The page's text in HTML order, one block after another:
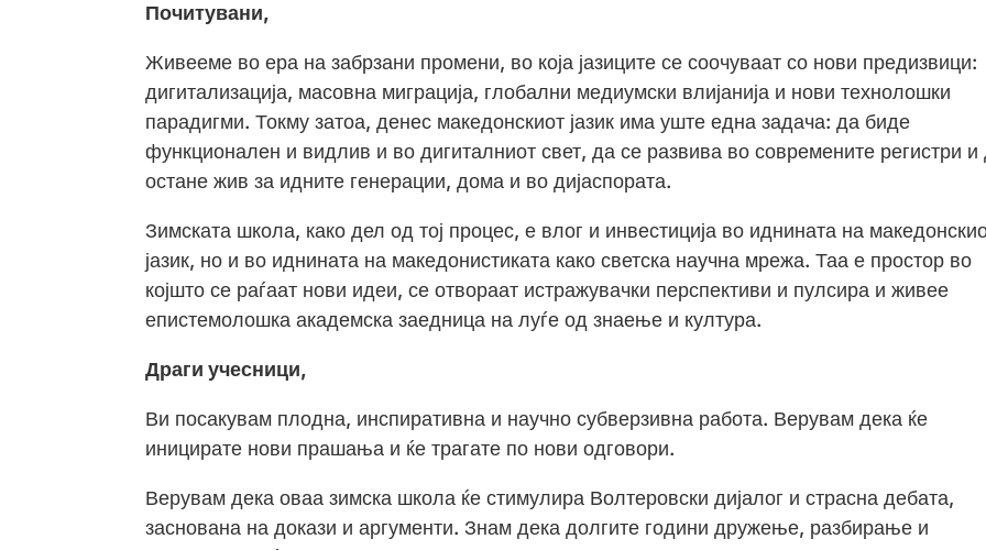
Почитувани,
Живееме во ера на забрзани промени, во која јазиците се соочуваат со нови предизвици:
дигитализација, масовна миграција, глобални медиумски влијанија и нови технолошки
парадигми. Токму затоа, денес македонскиот јазик има уште една задача: да биде
функционален и видлив и во дигиталниот свет, да се развива во современите регистри и
остане жив за идните генерации, дома и во дијаспората.
Зимската школа, како дел од тој процес, е влог и инвестиција во иднината на
јазик, но и во иднината на македонистиката како светска научна мрежа. Таа е простор во
којшто се раѓаат нови идеи, се отвораат истражувачки перспективи и пулсира и живее
епистемолошка академска заедница на луѓе од знаење и култура.
Драги учесници,
Ви посакувам плодна, инспиративна и научно субверзивна работа. Верувам дека ќе
иницирате нови прашања и ќе трагате по нови одговори.
Верувам дека оваа зимска школа ќе стимулира Волтеровски дијалог и страсна дебата,
заснована на докази и аргументи. Знам дека долгите години дружење, разбирање и